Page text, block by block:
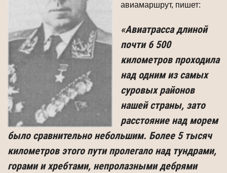
авиамар­шрут, пишет:
«Авиатрасса длиной
почти 6 500
километров проходила
над одним из самых
суровых районов
нашей страны, зато
расстояние над морем
было срав­нительно небольшим. Более 5 тысяч
километров этого пути пролегало над тунд­рами,
горами и хребтами, непролазными дебрями